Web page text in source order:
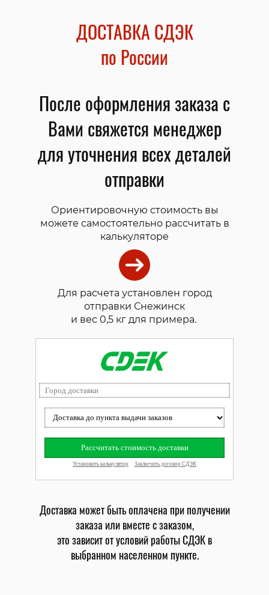
ДОСТАВКА СДЭК
по России
После оформления заказа с
Вами свяжется менеджер
для уточнения всех деталей
отправки
Ориентировочную стоимость вы
можете самостоятельно рассчитать в
калькуляторе
Для расчета установлен город
отправки Снежинск
и вес 0,5 кг для примера.
Доставка может быть оплачена при получении
заказа или вместе с заказом,
это зависит от условий работы СДЭК в
выбранном населенном пункте.